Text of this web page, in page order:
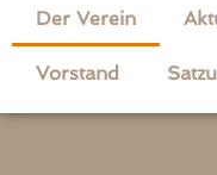
Der Verein
Vorstand